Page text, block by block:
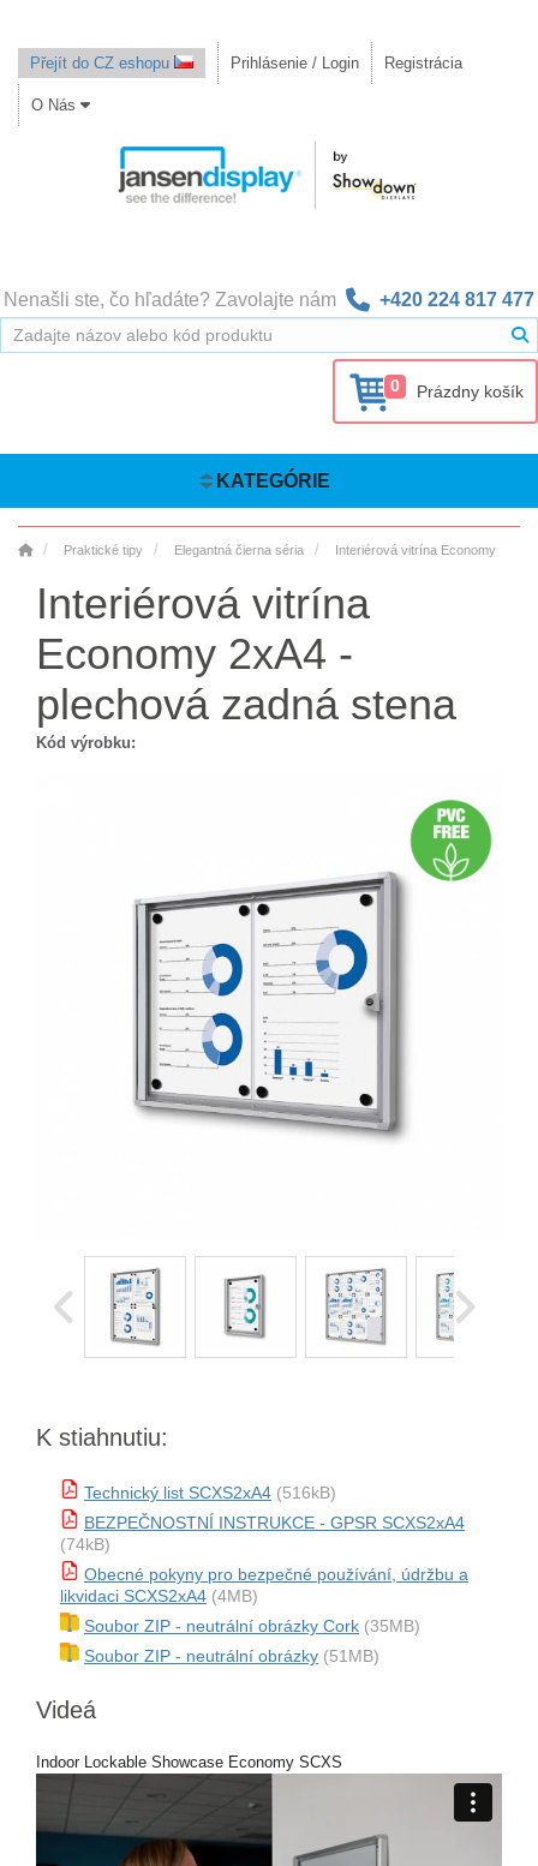
Přejít do CZ eshopu Prihlásenie / Login Registrácia
O Nás
Nenašli ste, čo hľadáte? Zavolajte nám +420 224 817 477
0 Prázdny košík
KATEGÓRIE
Praktické tipy Elegantná čierna séria Interiérová vitrína Economy
Interiérová vitrína
Economy 2xA4 -
plechová zadná stena
Kód výrobku:
K stiahnutiu:
Technický list SCXS2xA4 (516kB)
BEZPEČNOSTNÍ INSTRUKCE - GPSR SCXS2xA4
(74kB)
Obecné pokyny pro bezpečné používání, údržbu a
likvidaci SCXS2xA4 (4MB)
Soubor ZIP - neutrální obrázky Cork (35MB)
Soubor ZIP - neutrální obrázky (51MB)
Videá
Indoor Lockable Showcase Economy SCXS